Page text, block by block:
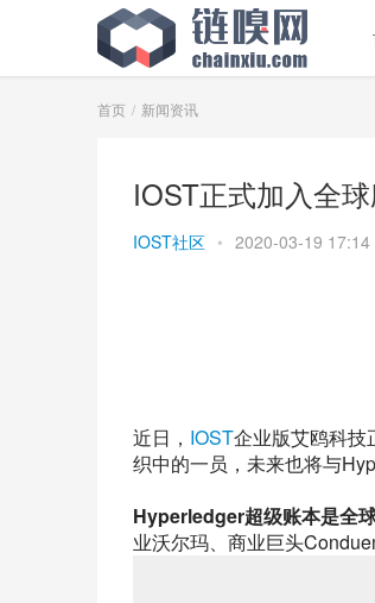
首页 新闻资讯
IOST正式加入全
IOST社区 • 2020-03-19 17:14
近日， IOST企业版艾鸥科技
织中的一员，未来也将与
Hyperledger超级账本是全
业沃尔玛、商业巨头